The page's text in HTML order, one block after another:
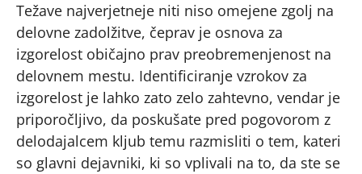
Težave najverjetneje niti niso omejene zgolj na
delovne zadolžitve, čeprav je osnova za
izgorelost običajno prav preobremenjenost na
delovnem mestu. Identificiranje vzrokov za
izgorelost je lahko zato zelo zahtevno, vendar je
priporočljivo, da poskušate pred pogovorom z
delodajalcem kljub temu razmisliti o tem, kateri
so glavni dejavniki, ki so vplivali na to, da ste se